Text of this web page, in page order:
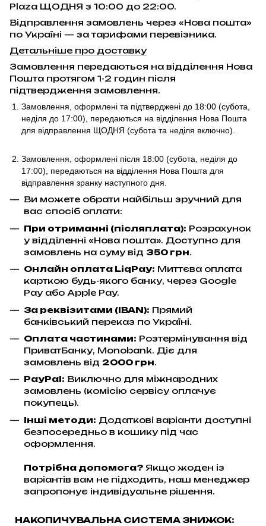
Plaza ЩОДНЯ з 10:00 до 22:00.
Відправлення замовлень через «Нова пошта»
по Україні — за тарифами перевізника.
Детальніше про доставку
Замовлення передаються на відділення Нова
Пошта протягом 1-2 годин після
підтвердження замовлення.
Замовлення, оформлені та підтверджені до 18:00 (субота,
неділя до 17:00) , передаються на відділення Нова Пошта
для відправлення ЩОДНЯ (субота та неділя включно).
Замовлення, оформлені після 18:00 (субота, неділя до
17:00), передаються на відділення Нова Пошта для
відправлення зранку наступного дня.
Ви можете обрати найбільш зручний для
вас спосіб оплати:
При отриманні (післяплата): Розрахунок
у відділенні «Нова пошта». Доступно для
замовлень на суму від 350 грн.
Онлайн оплата LiqPay: Миттєва оплата
карткою будь-якого банку, через Google
Pay або Apple Pay.
За реквізитами (IBAN): Прямий
банківський переказ по Україні.
Оплата частинами: Розтермінування від
ПриватБанку, Monobank. Діє для
замовлень від 2000 грн.
PayPal: Виключно для міжнародних
замовлень (комісію сервісу оплачує
покупець).
Інші методи: Додаткові варіанти доступні
безпосередньо в кошику під час
оформлення.
Потрібна допомога? Якщо жоден із
варіантів вам не підходить, наш менеджер
запропонує індивідуальне рішення.
НАКОПИЧУВАЛЬНА СИСТЕМА ЗНИЖОК: